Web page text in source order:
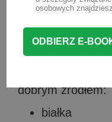
Dlaczego
Ryby powinny
dobrym źródłem:
białka
osobowych